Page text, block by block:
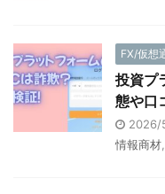
FX/仮想
投資プ
態や口
2026/
情報商材